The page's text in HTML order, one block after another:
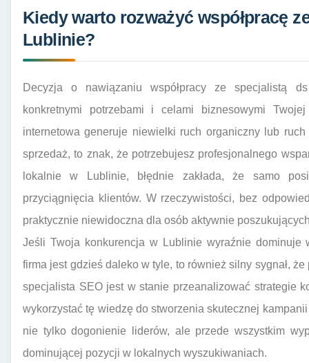
Kiedy warto rozważyć współpracę
Lublinie?
Decyzja o nawiązaniu współpracy ze specjalistą
konkretnymi potrzebami i celami biznesowymi
internetowa generuje niewielki ruch organiczny lub
sprzedaż, to znak, że potrzebujesz profesjonalnego
lokalnie w Lublinie, błędnie zakłada, że samo
przyciągnięcia klientów. W rzeczywistości, bez
praktycznie niewidoczna dla osób aktywnie
Jeśli Twoja konkurencja w Lublinie wyraźnie
firma jest gdzieś daleko w tyle, to również silny sygnał,
specjalista SEO jest w stanie przeanalizować strategie
wykorzystać tę wiedzę do stworzenia skutecznej
nie tylko dogonienie liderów, ale przede wszystkim
dominującej pozycji w lokalnych wyszukiwaniach.